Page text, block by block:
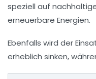
speziell auf
erneuerbare Energien.
Ebenfalls wird der
erheblich sinken,